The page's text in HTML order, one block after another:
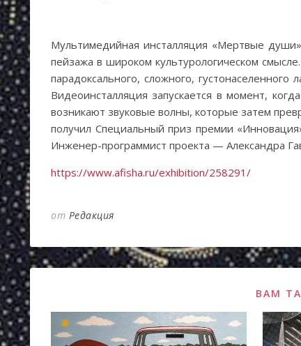
Мультимедийная инсталляция «Мертвые
пейзажа в широком культурологическом
парадоксального, сложного,
Видеоинсталляция запускается в момент,
возникают звуковые волны, которые затем
получил Специальный приз премии
Инженер-программист проекта — Александра
https://www.afisha.ru/exhibition/258291/
от Редакция
ВАМ